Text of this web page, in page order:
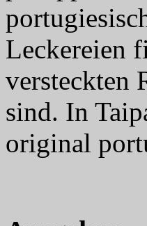
Leckereien
versteckten
sind. In
original